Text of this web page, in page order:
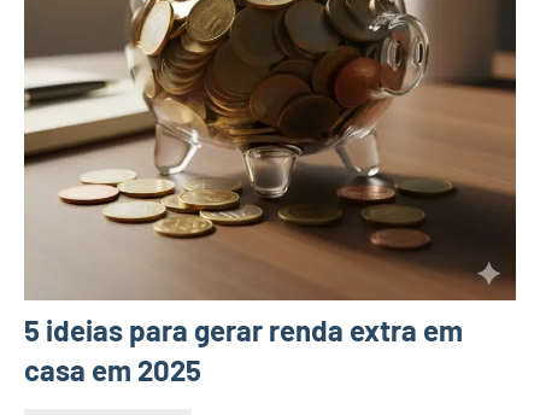
5 ideias para gerar renda extra em
casa em 2025